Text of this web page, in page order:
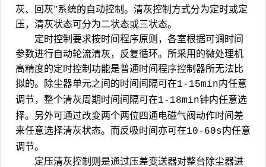
灰、回灰”系统的自动控制。清灰控制方式分为定时或定
压，清灰状态可分为二状态或三状态。
定时控制要求按时间程序原则，各室根据可调时间
参数进行自动轮流清灰，反复循环。所采用的微处理机
高精度的定时控制功能是普通时间程序控制器所无法比
拟的。除尘器单元之间的时间间隔可在1-15min内任意
调节，整个清灰周期时间间隔可在1-18min钟内任意选
择。另外可通过改变两个两位四通电磁气阀动作时间差
来任意选择清灰状态。而反吸时间亦可在10-60s内任意
调节。
定压清灰控制则是通过压差变送器对整台除尘器进